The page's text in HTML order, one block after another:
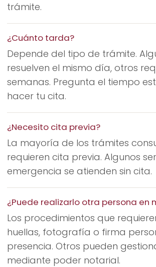
trámite.
¿Cuánto tarda?
Depende del tipo de trámite.
resuelven el mismo día, otros
semanas. Pregunta el tiempo
hacer tu cita.
¿Necesito cita previa?
La mayoría de los trámites
requieren cita previa. Algunos
emergencia se atienden sin cita.
¿Puede realizarlo otra persona en
Los procedimientos que
huellas, fotografía o firma
presencia. Otros pueden
mediante poder notarial.